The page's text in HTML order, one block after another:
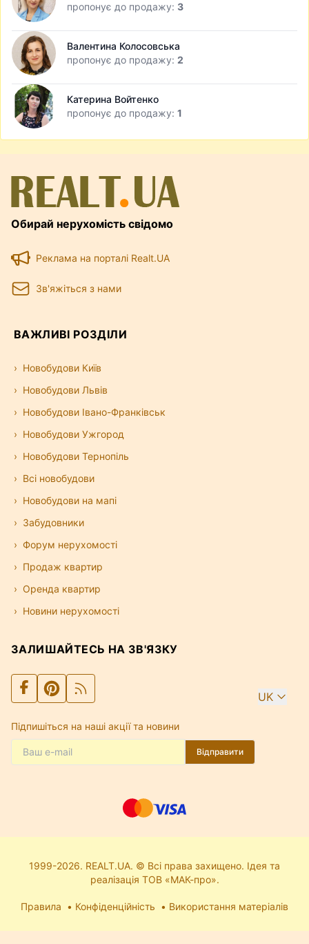
пропонує до продажу: 3
Валентина Колосовська
пропонує до продажу: 2
Катерина Войтенко
пропонує до продажу: 1
Обирай нерухомість свідомо
Реклама на порталі Realt.UA
Зв'яжіться з нами
ВАЖЛИВІ РОЗДІЛИ
Новобудови Київ
Новобудови Львів
Новобудови Івано-Франківськ
Новобудови Ужгород
Новобудови Тернопіль
Всі новобудови
Новобудови на мапі
Забудовники
Форум нерухомості
Продаж квартир
Оренда квартир
Новини нерухомості
ЗАЛИШАЙТЕСЬ НА ЗВ'ЯЗКУ
UK
Підпишіться на наші акції та новини
Відправити
1999-2026. REALT.UA. © Всі права захищено. Ідея та
реалізація ТОВ «МАК-про».
Правила Конфіденційність Використання матеріалів